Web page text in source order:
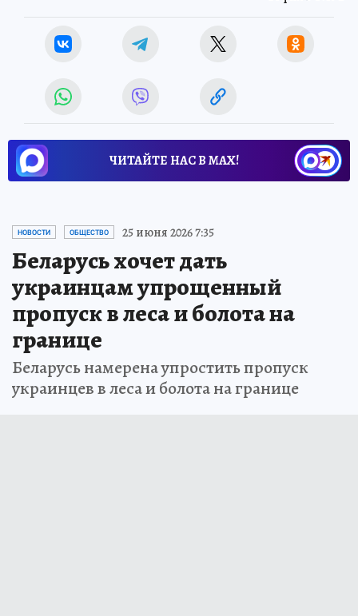
ЧИТАЙТЕ НАС В МАХ!
НОВОСТИ ОБЩЕСТВО 25 июня 2026 7:35
Беларусь хочет дать
украинцам упрощенный
пропуск в леса и болота на
границе
Беларусь намерена упростить пропуск
украинцев в леса и болота на границе